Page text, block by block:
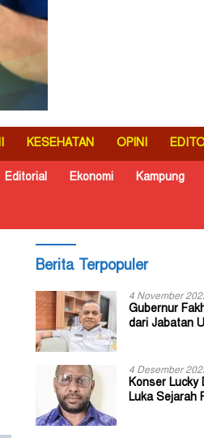
KESEHATAN OPINI
Editorial Ekonomi Kampung
Berita Terpopuler
4 November
Gubernur
dari Jabatan
4 Desember
Konser Lucky
Luka Sejarah